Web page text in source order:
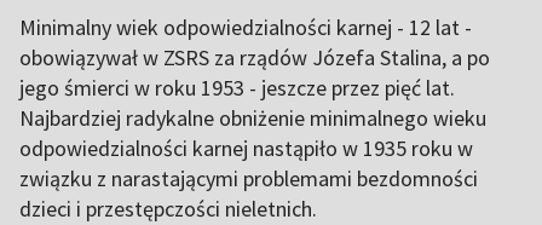
Minimalny wiek odpowiedzialności karnej - 12 lat -
obowiązywał w ZSRS za rządów Józefa Stalina, a po
jego śmierci w roku 1953 - jeszcze przez pięć lat.
Najbardziej radykalne obniżenie minimalnego wieku
odpowiedzialności karnej nastąpiło w 1935 roku w
związku z narastającymi problemami bezdomności
dzieci i przestępczości nieletnich.